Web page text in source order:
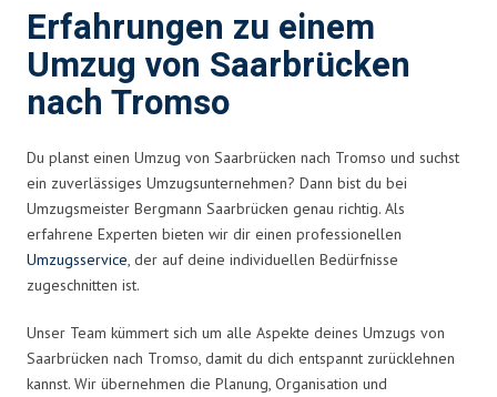
Erfahrungen zu einem
Umzug von Saarbrücken
nach Tromso
Du planst einen Umzug von Saarbrücken nach Tromso und suchst
ein zuverlässiges Umzugsunternehmen? Dann bist du bei
Umzugsmeister Bergmann Saarbrücken genau richtig. Als
erfahrene Experten bieten wir dir einen professionellen
Umzugsservice, der auf deine individuellen Bedürfnisse
zugeschnitten ist.
Unser Team kümmert sich um alle Aspekte deines Umzugs von
Saarbrücken nach Tromso, damit du dich entspannt zurücklehnen
kannst. Wir übernehmen die Planung, Organisation und